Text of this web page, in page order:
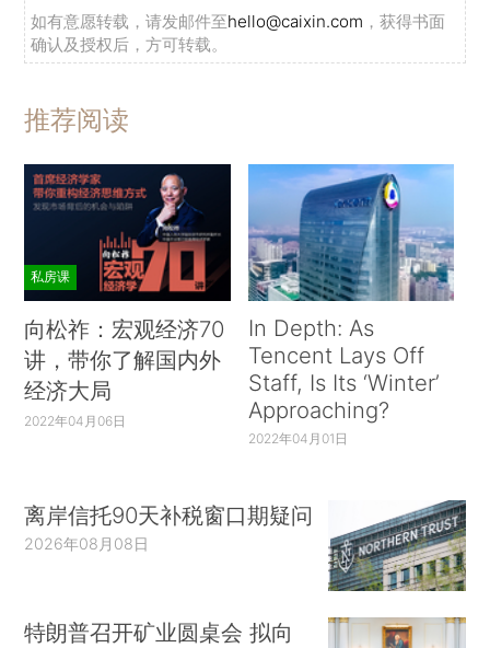
如有意愿转载，请发邮件至hello@caixin.com ，获得书面
确认及授权后，方可转载。
推荐阅读
私房课
向松祚：宏观经济70
讲，带你了解国内外
经济大局
2022年04月06日
In Depth: As
Tencent Lays Off
Staff, Is Its ‘Winter’
Approaching?
2022年04月01日
离岸信托90天补税窗口期疑问
2026年08月08日
特朗普召开矿业圆桌会 拟向